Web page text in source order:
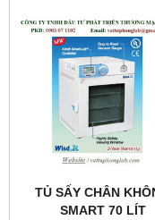
TỦ SẤY CHÂN
SMART 70 LÍT